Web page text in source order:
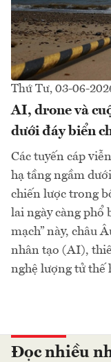
Thứ Tư, 03-06-
AI, drone và
dưới đáy biển
Các tuyến cáp
hạ tầng ngầm
chiến lược trong
lai ngày càng phổ
mạch” này, châu
nhân tạo (AI),
nghệ lượng tử thế
Đọc nhiều